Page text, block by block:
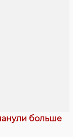
больше